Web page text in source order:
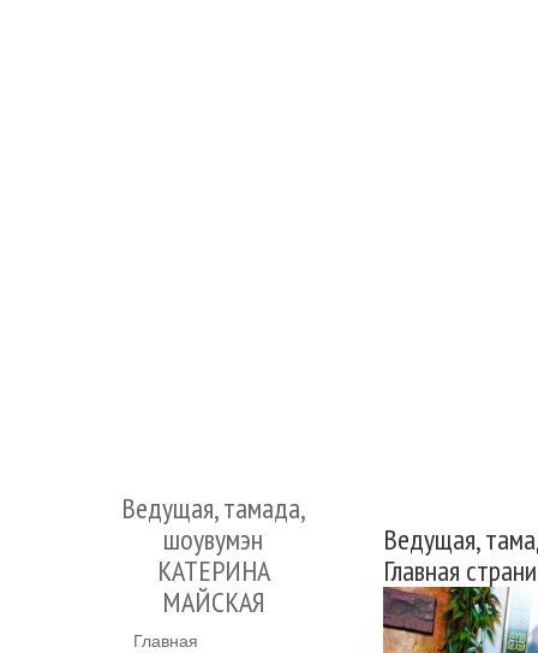
Ведущая, тамада,
шоувумэн
КАТЕРИНА
МАЙСКАЯ
Главная
Ведущая,
Главная